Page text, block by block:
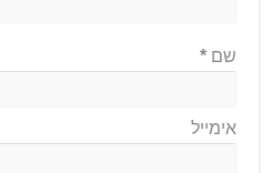
שם*
אימייל